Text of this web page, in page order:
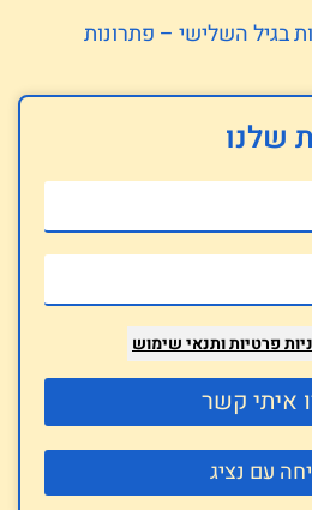
בגיל השלישי – פתרונות
שלנו
פרטיותותנאי שימוש
איתי קשר
עם נציג